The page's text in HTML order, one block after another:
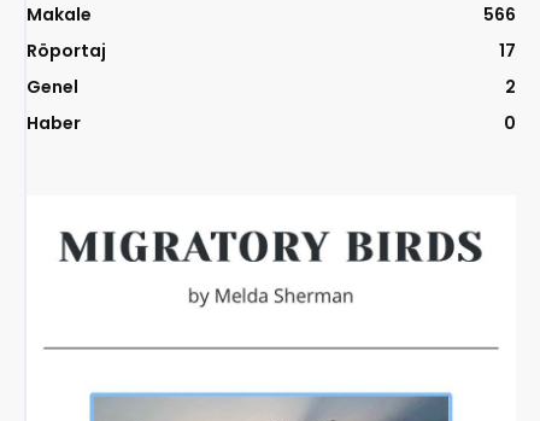
Makale
566
Röportaj
17
Genel
2
Haber
0